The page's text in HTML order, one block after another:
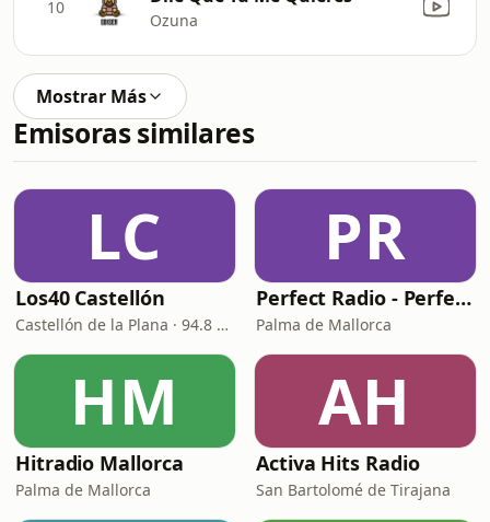
10
Ozuna
Mostrar Más
Emisoras similares
LC
Los40 Castellón
Castellón de la Plana · 94.8 FM
PR
Perfect Radio - Perfect Italian Hits
Palma de Mallorca
HM
Hitradio Mallorca
Palma de Mallorca
AH
Activa Hits Radio
San Bartolomé de Tirajana